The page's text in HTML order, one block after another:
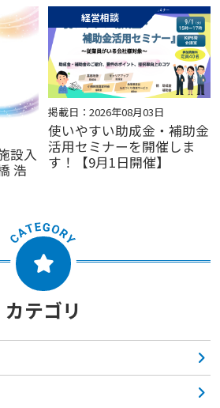
設入
浩
経営相談
掲載日：2026年08月03日
使いやすい助成金・補助金
活用セミナーを開催しま
す！【9月1日開催】
カテゴリ